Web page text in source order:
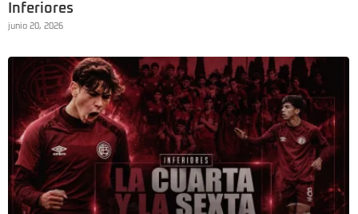
Inferiores
junio 20, 2026